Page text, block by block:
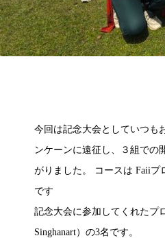
今回は記念大会としていつも
ンケーンに遠征し、３組で
がりました。 コースは Faiiプ
です
記念大会に参加してくれたプ
Singhanart）の3名です。